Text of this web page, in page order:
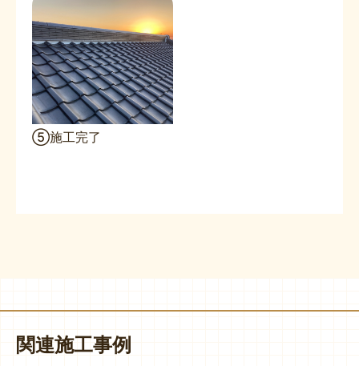
⑤施工完了
関連施工事例